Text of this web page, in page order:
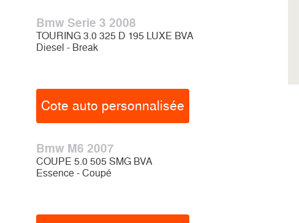
Bmw Serie 3 2008
TOURING 3.0 325 D 195 LUXE BVA
Diesel - Break
Cote auto personnalisée
Bmw M6 2007
COUPE 5.0 505 SMG BVA
Essence - Coupé